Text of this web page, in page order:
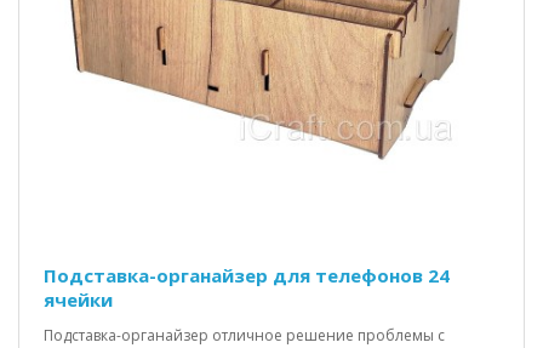
Подставка-органайзер для телефонов 24
ячейки
Подставка-органайзер отличное решение проблемы с